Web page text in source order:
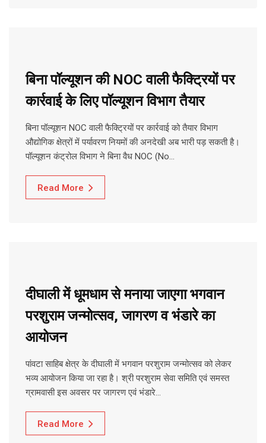
बिना पॉल्यूशन की NOC वाली फैक्ट्रियों पर
कार्रवाई के लिए पॉल्यूशन विभाग तैयार
बिना पॉल्यूशन NOC वाली फैक्ट्रियों पर कार्रवाई को तैयार विभाग
औद्योगिक क्षेत्रों में पर्यावरण नियमों की अनदेखी अब भारी पड़ सकती है।
पॉल्यूशन कंट्रोल विभाग ने बिना वैध NOC (No…
Read More
दीघाली में धूमधाम से मनाया जाएगा भगवान
परशुराम जन्मोत्सव, जागरण व भंडारे का
आयोजन
पांवटा साहिब क्षेत्र के दीघाली में भगवान परशुराम जन्मोत्सव को लेकर
भव्य आयोजन किया जा रहा है। श्री परशुराम सेवा समिति एवं समस्त
ग्रामवासी इस अवसर पर जागरण एवं भंडारे…
Read More